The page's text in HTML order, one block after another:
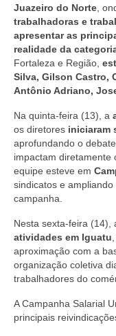
Juazeiro do Norte ,
trabalhadoras e
apresentar as
realidade da
Fortaleza e Região,
Silva, Gilson Castro,
Antônio Adriano,
Na quinta-feira (13), a
os diretores iniciaram
aprofundando o
impactam diretamente
equipe esteve em
sindicatos e
campanha.
Nesta sexta-feira (14),
atividades em Iguatu
aproximação com a
organização coletiva
trabalhadores do
A Campanha Salarial
principais